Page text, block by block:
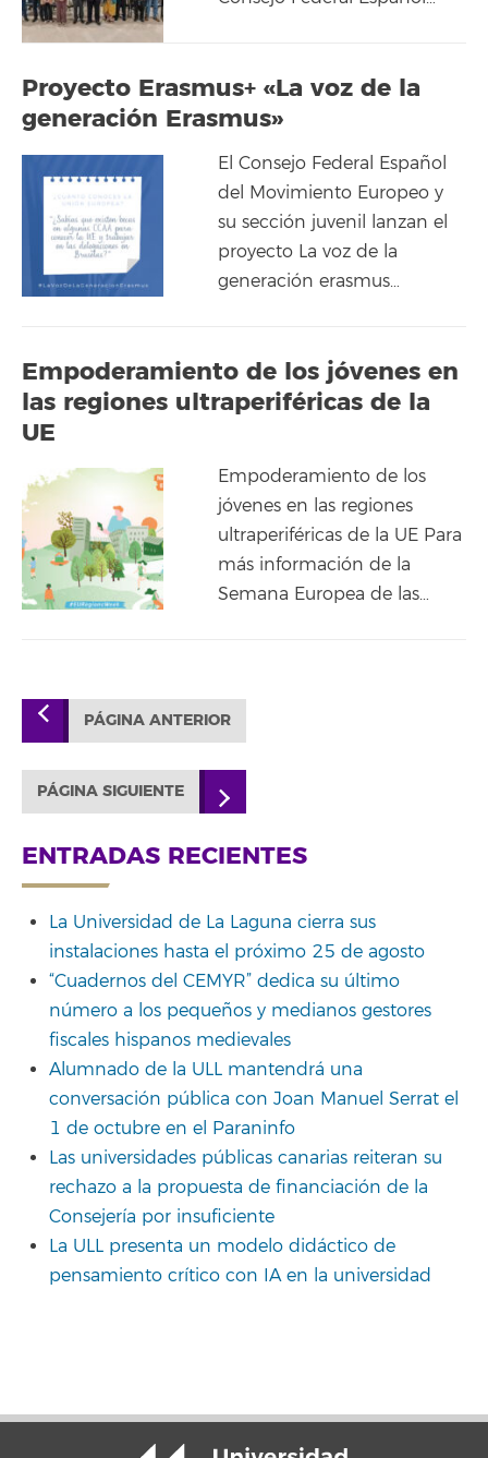
Proyecto Erasmus+ «La voz de la
generación Erasmus»
El Consejo Federal Español
del Movimiento Europeo y
su sección juvenil lanzan el
proyecto La voz de la
generación erasmus…
Empoderamiento de los jóvenes en
las regiones ultraperiféricas de la
UE
Empoderamiento de los
jóvenes en las regiones
ultraperiféricas de la UE Para
más información de la
Semana Europea de las…
PÁGINA ANTERIOR
PÁGINA SIGUIENTE
ENTRADAS RECIENTES
La Universidad de La Laguna cierra sus
instalaciones hasta el próximo 25 de agosto
“Cuadernos del CEMYR” dedica su último
número a los pequeños y medianos gestores
fiscales hispanos medievales
Alumnado de la ULL mantendrá una
conversación pública con Joan Manuel Serrat el
1 de octubre en el Paraninfo
Las universidades públicas canarias reiteran su
rechazo a la propuesta de financiación de la
Consejería por insuficiente
La ULL presenta un modelo didáctico de
pensamiento crítico con IA en la universidad